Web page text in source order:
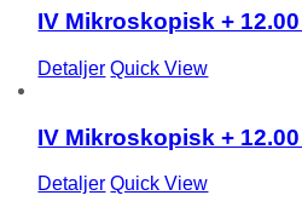
IV Mikroskopisk + 12.00
Detaljer Quick View
IV Mikroskopisk + 12.00
Detaljer Quick View